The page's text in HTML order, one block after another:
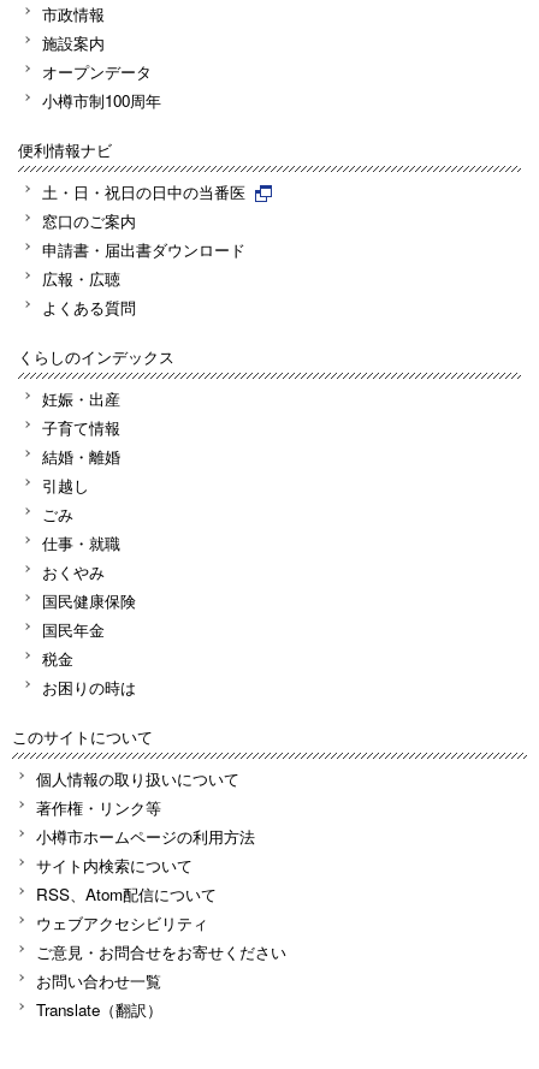
市政情報
施設案内
オープンデータ
小樽市制100周年
便利情報ナビ
土・日・祝日の日中の当番医
窓口のご案内
申請書・届出書ダウンロード
広報・広聴
よくある質問
くらしのインデックス
妊娠・出産
子育て情報
結婚・離婚
引越し
ごみ
仕事・就職
おくやみ
国民健康保険
国民年金
税金
お困りの時は
このサイトについて
個人情報の取り扱いについて
著作権・リンク等
小樽市ホームページの利用方法
サイト内検索について
RSS、Atom配信について
ウェブアクセシビリティ
ご意見・お問合せをお寄せください
お問い合わせ一覧
Translate（翻訳）